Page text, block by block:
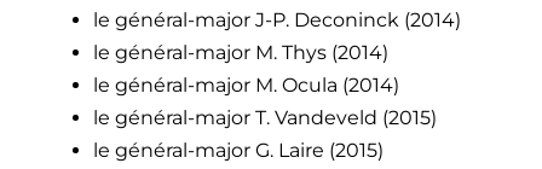
le général-major J-P. Deconinck (2014)
le général-major M. Thys (2014)
le général-major M. Ocula (2014)
le général-major T. Vandeveld (2015)
le général-major G. Laire (2015)